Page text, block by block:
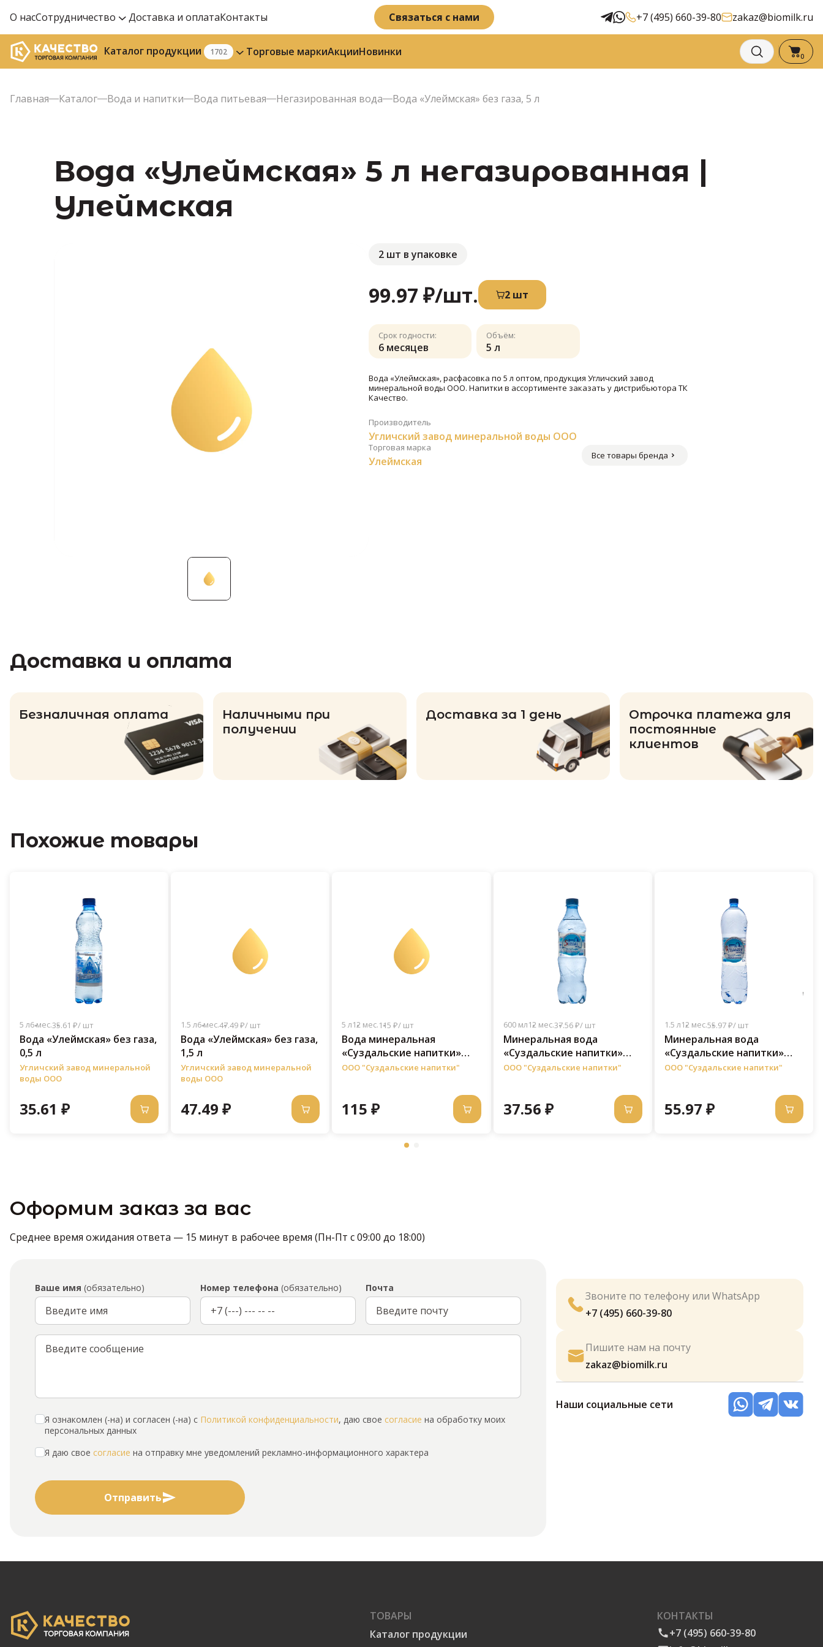
О насСотрудничество Доставка и оплатаКонтакты Связаться с нами +7 (495) 660-39-80 zakaz@biomilk.ru
Каталог продукции 1702 Торговые маркиАкцииНовинки 0
Главная Каталог Вода и напитки Вода питьевая Негазированная вода Вода «Улеймская» без газа, 5 л
Вода «Улеймская» 5 л негазированная |
Улеймская
2 шт в упаковке
99.97 ₽/шт. 2 шт
Срок годности:
6 месяцев
Объём:
5 л
Вода «Улеймская», расфасовка по 5 л оптом, продукция Угличский завод
минеральной воды ООО. Напитки в ассортименте заказать у дистрибьютора ТК
Качество.
Производитель
Угличский завод минеральной воды ООО
Торговая марка
Улеймская Все товары бренда
Доставка и оплата
Безналичная оплата
Наличными при
получении
Доставка за 1 день
Отрочка платежа для
постоянные
клиентов
Похожие товары
5 л6 мес.35.61 ₽/ шт
Вода «Улеймская» без газа,
0,5 л
Угличский завод минеральной
воды ООО
35.61 ₽
1.5 л6 мес.47.49 ₽/ шт
Вода «Улеймская» без газа,
1,5 л
Угличский завод минеральной
воды ООО
47.49 ₽
5 л12 мес.115 ₽/ шт
Вода минеральная
«Суздальские напитки»
без газа, 5 л
ООО "Суздальские напитки"
115 ₽
600 мл12 мес.37.56 ₽/ шт
Минеральная вода
«Суздальские напитки»
без газа 0,6 л
ООО "Суздальские напитки"
37.56 ₽
1.5 л12 мес.55.97 ₽/ шт
Минеральная вода
«Суздальские напитки»
без газа 1,5 л
ООО "Суздальские напитки"
55.97 ₽
Оформим заказ за вас
Среднее время ожидания ответа — 15 минут в рабочее время (Пн-Пт с 09:00 до 18:00)
Ваше имя (обязательно) Номер телефона (обязательно) Почта
Я ознакомлен (-на) и согласен (-на) с Политикой конфиденциальности, даю свое согласие на обработку моих
персональных данных
Я даю свое согласие на отправку мне уведомлений рекламно-информационного характера
Отправить
Звоните по телефону или WhatsApp
+7 (495) 660-39-80
Пишите нам на почту
zakaz@biomilk.ru
Наши социальные сети
ТОВАРЫ
Каталог продукции
КОНТАКТЫ
+7 (495) 660-39-80